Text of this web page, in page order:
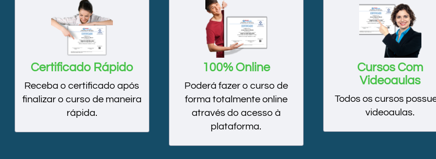
Certificado Rápido
Receba o certificado após
finalizar o curso de maneira
rápida.
100% Online
Poderá fazer o curso de
forma totalmente online
através do acesso à
plataforma.
Cursos Com
Videoaulas
Todos os cursos
videoaulas.